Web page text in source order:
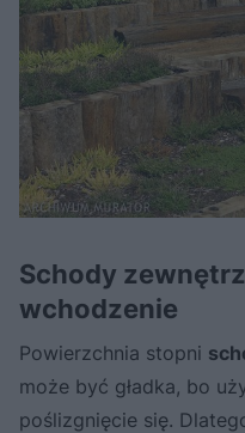
Schody
wchodzenie
Powierzchnia stopni
może być gładka, bo
poślizgnięcie się.